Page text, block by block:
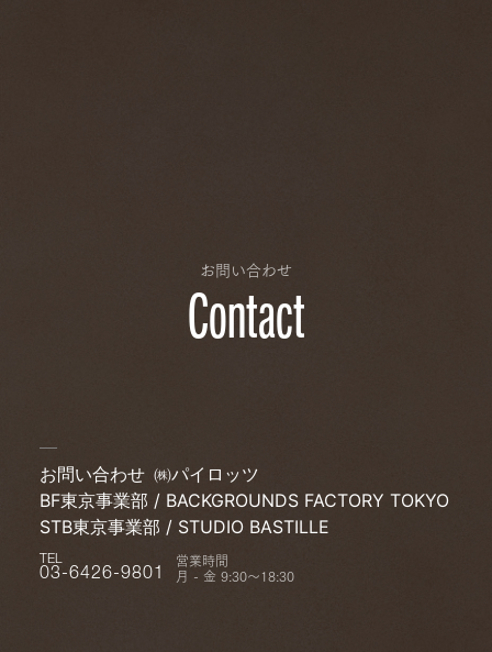
お問い合わせ
Contact
お問い合わせ ㈱パイロッツ
BF東京事業部 / BACKGROUNDS FACTORY TOKYO
STB東京事業部 / STUDIO BASTILLE
TEL
03-6426-9801
営業時間
月 - 金 9:30〜18:30